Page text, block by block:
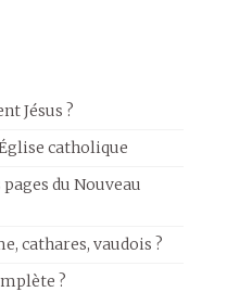
Jésus ?
catholique
du Nouveau
cathares, vaudois ?
?